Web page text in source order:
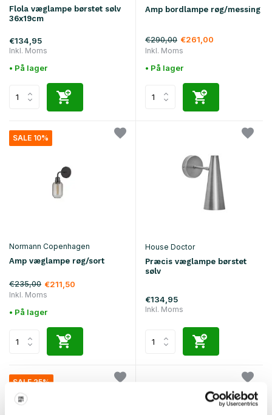
Flola væglampe børstet sølv
36x19cm
€134,95
Inkl. Moms
• På lager
Amp bordlampe røg/messing
€290,00 €261,00
Inkl. Moms
• På lager
SALE 10%
Normann Copenhagen
Amp væglampe røg/sort
€235,00 €211,50
Inkl. Moms
• På lager
House Doctor
Præcis væglampe børstet
sølv
€134,95
Inkl. Moms
SALE 25%